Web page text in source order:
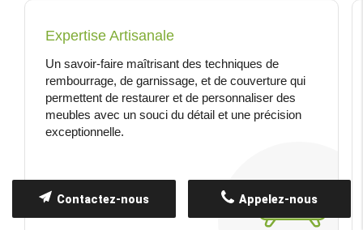
Expertise Artisanale
Un savoir-faire maîtrisant des techniques de
rembourrage, de garnissage, et de couverture qui
permettent de restaurer et de personnaliser des
meubles avec un souci du détail et une précision
exceptionnelle.
Appelez-nous
Contactez-nous